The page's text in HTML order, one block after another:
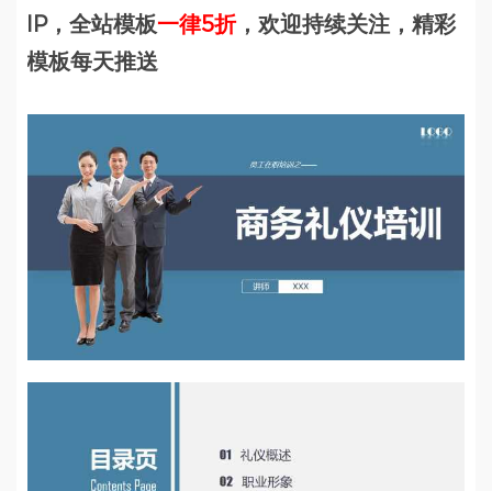
IP，全站模板一律5折，欢迎持续关注，精彩
模板每天推送